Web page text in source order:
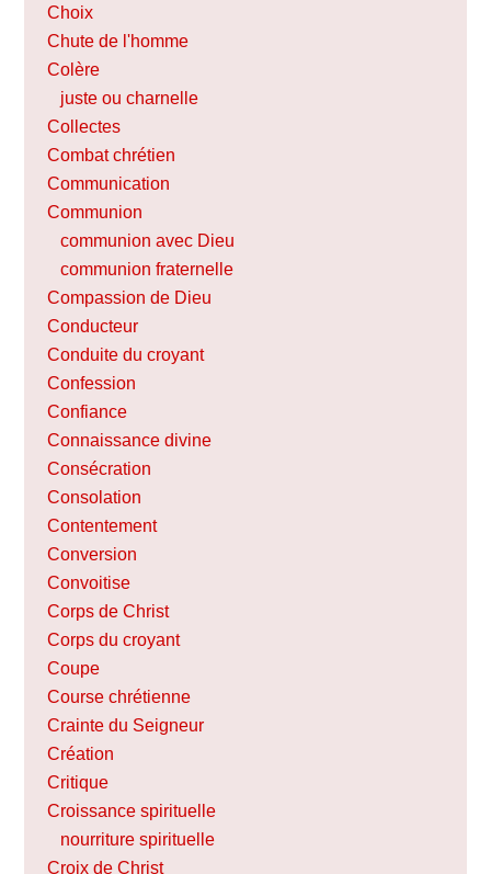
Choix
Chute de l'homme
Colère
juste ou charnelle
Collectes
Combat chrétien
Communication
Communion
communion avec Dieu
communion fraternelle
Compassion de Dieu
Conducteur
Conduite du croyant
Confession
Confiance
Connaissance divine
Consécration
Consolation
Contentement
Conversion
Convoitise
Corps de Christ
Corps du croyant
Coupe
Course chrétienne
Crainte du Seigneur
Création
Critique
Croissance spirituelle
nourriture spirituelle
Croix de Christ